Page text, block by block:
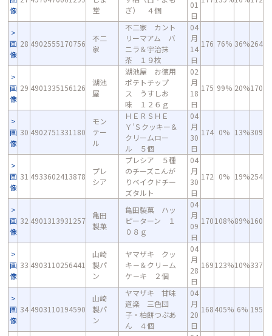
像
堂
ぎ） ４個
01
日
画
像
28 4902555170756
不二
家
不二家 カント
リーマアム バ
ニラ＆宇治抹
茶 １９枚
04
月
14
日
176 76% 36%264
画
像
29 4901335156126
湖池
屋
湖池屋 お徳用
ポテトチップ
ス うすしお
味 １２６ｇ
02
月
18
日
175 99% 20%170
画
像
30 4902751331180
モン
テー
ル
ＨＥＲＳＨＥ
Ｙ’Ｓクッキー＆
クリームロー
ル ５個
04
月
30
日
174 0% 13%309
画
像
31 4933602413878
プレ
シア
プレシア ５種
のチーズこんが
りベイクドチー
ズタルト
04
月
30
日
172 0% 19%254
画
像
32 4901313931257
亀田
製菓
亀田製菓 ハッ
ピーターン １
０８ｇ
04
月
09
日
170108%89%160
画
像
33 4903110256441
山崎
製パ
ン
ヤマザキ クッ
キ－＆クリ－ム
ケ－キ ２個
04
月
28
日
169123%10%337
画
像
34 4903110194590
山崎
製パ
ン
ヤマザキ 甘味
道楽 三色団
子・柏餅つぶあ
ん ４個
04
月
20
日
168405% 6% 195